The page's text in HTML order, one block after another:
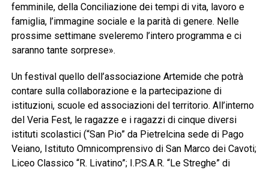
femminile, della Conciliazione dei tempi di vita, lavoro e
famiglia, l’immagine sociale e la parità di genere. Nelle
prossime settimane sveleremo l’intero programma e ci
saranno tante sorprese».
Un festival quello dell’associazione Artemide che potrà
contare sulla collaborazione e la partecipazione di
istituzioni, scuole ed associazioni del territorio. All’interno
del Veria Fest, le ragazze e i ragazzi di cinque diversi
istituti scolastici (“San Pio” da Pietrelcina sede di Pago
Veiano, Istituto Omnicomprensivo di San Marco dei Cavoti;
Liceo Classico “R. Livatino”; I.P.S.A.R. “Le Streghe” di